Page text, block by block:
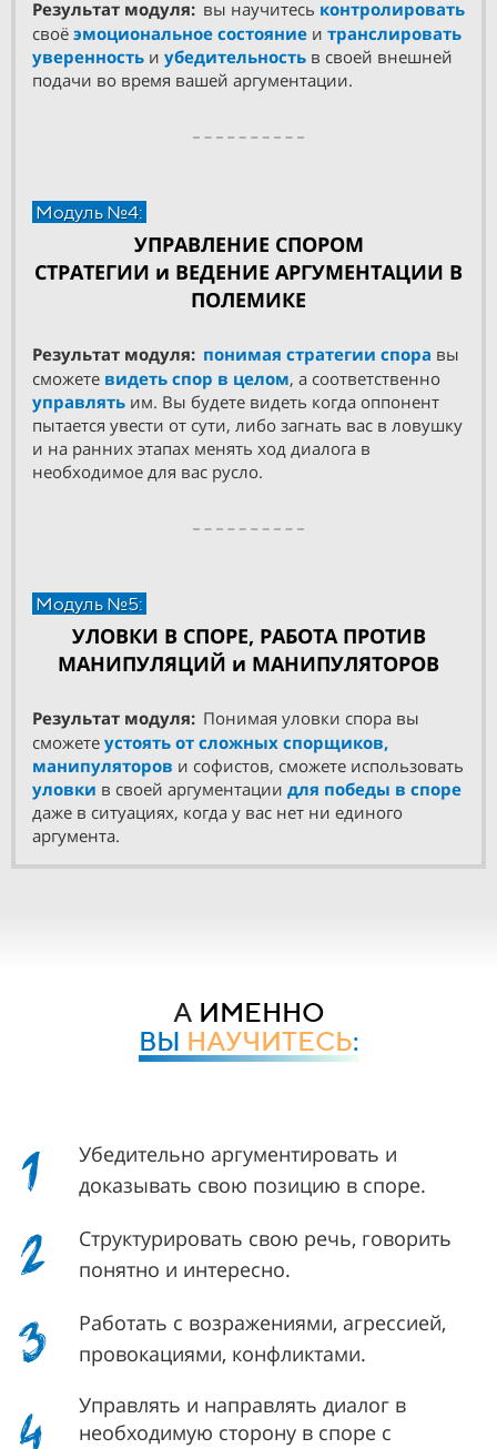
Результат модуля: вы научитесь контролировать
своё эмоциональное состояние и транслировать
уверенность и убедительность в своей внешней
подачи во время вашей аргументации.
Модуль №4:
УПРАВЛЕНИЕ СПОРОМ
СТРАТЕГИИ и ВЕДЕНИЕ АРГУМЕНТАЦИИ В
ПОЛЕМИКЕ
Результат модуля: понимая стратегии спора вы
сможете видеть спор в целом, а соответственно
управлять им. Вы будете видеть когда оппонент
пытается увести от сути, либо загнать вас в ловушку
и на ранних этапах менять ход диалога в
необходимое для вас русло.
Модуль №5:
УЛОВКИ В СПОРЕ, РАБОТА ПРОТИВ
МАНИПУЛЯЦИЙ и МАНИПУЛЯТОРОВ
Результат модуля: Понимая уловки спора вы
сможете устоять от сложных спорщиков,
манипуляторов и софистов, сможете использовать
уловки в своей аргументации для победы в споре
даже в ситуациях, когда у вас нет ни единого
аргумента.
А ИМЕННО
ВЫ НАУЧИТЕСЬ:
1
Убедительно аргументировать и
доказывать свою позицию в споре.
2
Структурировать свою речь, говорить
понятно и интересно.
3
Работать с возражениями, агрессией,
провокациями, конфликтами.
Управлять и направлять диалог в
необходимую сторону в споре с